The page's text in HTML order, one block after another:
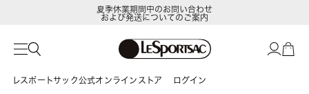
夏季休業期間中のお問い合わせ
および発送についてのご案内
レスポートサック公式オンラインストア ログイン